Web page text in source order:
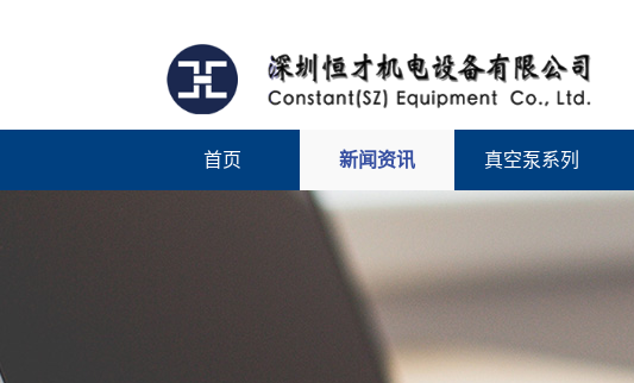
首页 新闻资讯 真空泵系列